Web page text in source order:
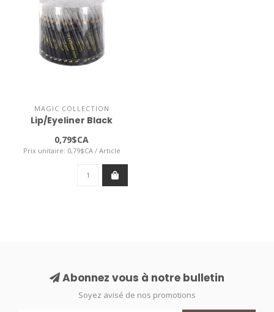
MAGIC COLLECTION
Lip/Eyeliner Black
0,79$CA
Prix unitaire: 0,79$CA / Article
Abonnez vous à notre bulletin
Soyez avisé de nos promotions